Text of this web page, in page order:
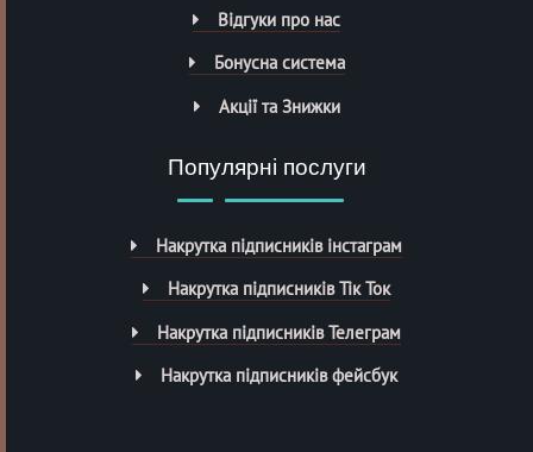
Відгуки про нас
Бонусна система
Акції та Знижки
Популярні послуги
Накрутка підписників інстаграм
Накрутка підписників Тік Ток
Накрутка підписників Телеграм
Накрутка підписників фейсбук